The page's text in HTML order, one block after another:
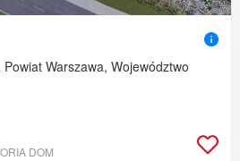
Powiat Warszawa, Województwo
DOM